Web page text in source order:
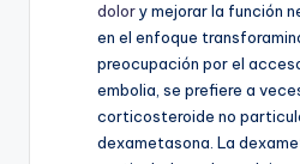
dolory mejorar la función
en el enfoque
preocupación por el
embolia, se prefiere a
corticosteroide no
dexametasona. La